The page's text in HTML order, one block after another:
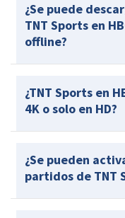
¿Se puede
TNT Sports en
offline?
¿TNT Sports en
4K o solo en HD?
¿Se pueden
partidos de TNT